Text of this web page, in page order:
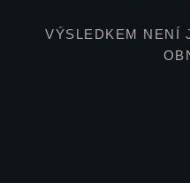
VÝSLEDKEM NENÍ